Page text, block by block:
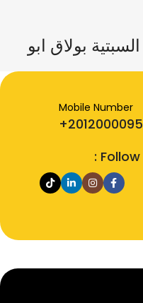
السبتية بولاق ابو
Mobile Number
Follow